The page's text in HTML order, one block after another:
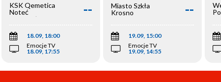
KSK Qemetica
Noteć
Inowrocław
--
18.09, 18:00
Emocje TV
18.09, 17:55
Miasto Szkła
Krosno
--
19.09, 15:00
Emocje TV
19.09, 14:55